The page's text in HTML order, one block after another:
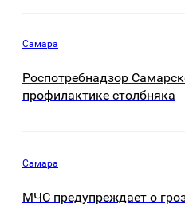
Самара
Роспотребнадзор
профилактике столбняка
Самара
МЧС предупреждает о